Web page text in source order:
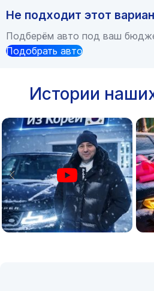
Не подходит этот
Подберём авто под ваш
Подобрать авто
Истории